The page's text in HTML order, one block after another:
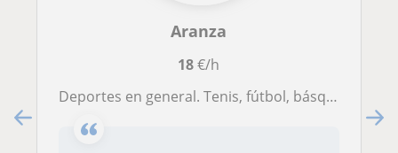
Aranza
18€/h
Deportes en general. Tenis, fútbol, básquet, hábitos saludables, entre otros.